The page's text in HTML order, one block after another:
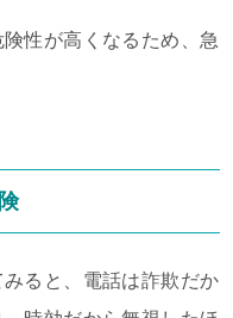
性が高くなるため、急
ると、電話は詐欺だか